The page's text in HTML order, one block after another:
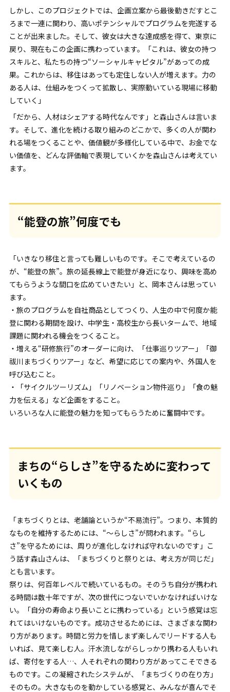
しかし、このプロジェクトでは、企画立案から最後動きだすとこ
ろまで一連に関わり、高いポテンシャルでプログラムを完遂する
ことが出来ました。そして、彼女は大きな達成感を得て、東京に
戻り、現在もこの企画に携わっています。「これは、彼女の持つ
スキルと、私たちの持つ“ソーシャルキャピタル”があっての成
果。これからは、移住はあっても定住しない人が増えます。力の
ある人は、仕組みをつくって拡散し、実際動いている現場に移動
していく」
「だから、人材はシェアする時代なんです」と森山さんは言いま
す。そして、進化を続ける取り組みのどこかで、多くの人が関わ
れる場をつくることや、価値観が多様化している中で、お金でな
い価値を、どんな評価軸で表現していくかを森山さんは考えてい
ます。
“能登の旅”何度でも
「いきなり移住と言っても難しいものです。そこで考えているの
が、“能登の旅”。旅の延長線上で能登が身近になり、興味を高め
てもらうような間口を広めていきたい」と、岡本さんは思ってい
ます。
・旅のプログラムを自社商品としてつくり、人生の中で何度か能
登に関わる期間を設け、中学生・高校生から長いタームで、地域
課題に関われる機会をつくること。
・増える“研修旅行”のオーダーに向け、「仕事巡りツアー」「御
祓川まちづくりツアー」など、希望に応じての案内や、外国人を
呼び込むこと。
・「サイクルツーリズム」「リノベーション物件巡り」「食の魅
力を伝える」など企画をすること。
いろいろな人に能登の魅力を知ってもらうために奮闘中です。
まちの“らしさ”を守るために変わって
いくもの
「まちづくりとは、老舗論というか“不易流行”。つまり、本質的
なものを維持するためには、“～らしさ”が問われます。“らし
さ”を守るためには、周りが進化しなければ守れないのです」こ
う話す森山さんは、「まちづくりと祭りとは、考え方が同じだ」
とも言います。
祭りは、何百年レベルで続いているもの。そのうち自分が携われ
る時間は数十年ですが、次の世代につないでいかなければいけな
い。「自分の寿命より長いことに携わっている」という感覚は忘
れてはいけないものです。成功させるためには、さまざまな関わ
り方があります。時間と労力を惜しまず楽しんでリードする人も
いれば、見て楽しむ人。汗水流しながらしっかり携わる人もいれ
ば、寄付をする人…、人それぞれの関わり方があってこそできる
ものです。この凝縮されたシステムが、「まちづくりの在り方」
そのもの。大きなものを動かしている感覚と、みんなが喜んでそ